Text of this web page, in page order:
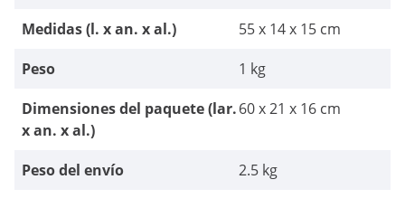
Medidas (l. x an. x al.)
55 x 14 x 15 cm
Peso
1 kg
Dimensiones del paquete (lar.
x an. x al.)
60 x 21 x 16 cm
Peso del envío 2.5 kg